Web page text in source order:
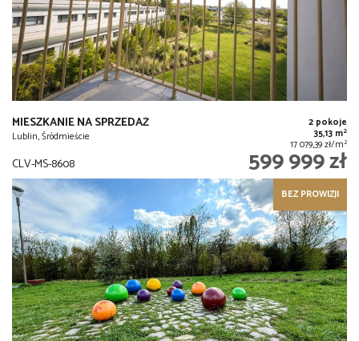
MIESZKANIE NA SPRZEDAŻ
Lublin, Śródmieście
2 pokoje
35,13 m2
17 079,39 zł/m2
CLV-MS-8608 599 999 zł
BEZ PROWIZJI